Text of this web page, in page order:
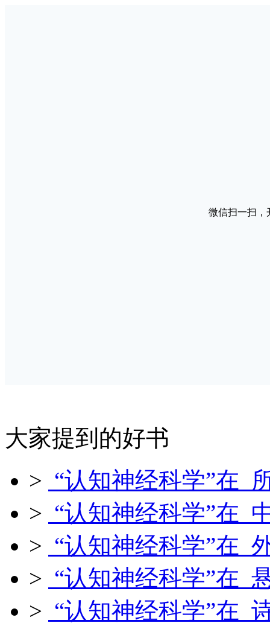
微信扫一扫，
大家提到的好书
> “认知神经科学”在
> “认知神经科学”在
> “认知神经科学”在
> “认知神经科学”在
> “认知神经科学”在